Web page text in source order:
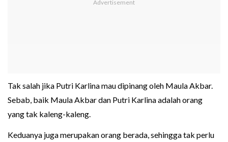
Tak salah jika Putri Karlina mau dipinang oleh Maula Akbar.
Sebab, baik Maula Akbar dan Putri Karlina adalah orang
yang tak kaleng-kaleng.
Keduanya juga merupakan orang berada, sehingga tak perlu